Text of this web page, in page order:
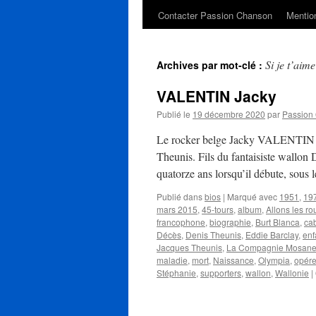
Contacter Passion Chanson
Archives par mot-clé : Si je t’aime
VALENTIN Jacky
Publié le 19 décembre 2020 par Passion
Le rocker belge Jacky VALENTIN
Theunis. Fils du fantaisiste wallon
quatorze ans lorsqu’il débute,
Publié dansbios | Marqué avec 1951 ,
mars 2015, 45-tours, album, Allons les
francophone, biographie, Burt Blanca,
Décès, Denis Theunis, Eddie Barclay,
Jacques Theunis, La Compagnie Mosane
maladie, mort, Naissance, Olympia,
Stéphanie, supporters, wallon, Wallonie |